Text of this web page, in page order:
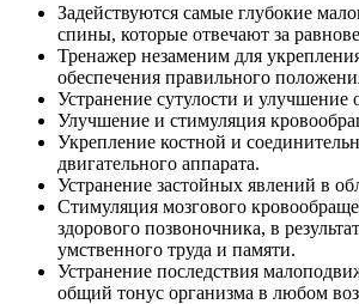
Задействуются самые глубокие
спины, которые отвечают за
Тренажер незаменим для
обеспечения правильного
Устранение сутулости и улучшение
Улучшение и стимуляция
Укрепление костной и
двигательного аппарата.
Устранение застойных явлений в
Стимуляция мозгового
здорового позвоночника, в
умственного труда и памяти.
Устранение последствия
общий тонус организма в любом